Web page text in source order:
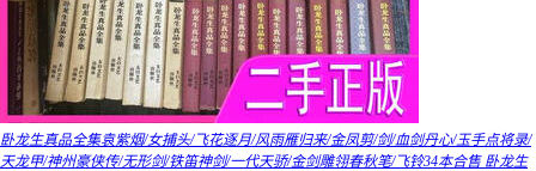
卧龙生真品全集袁紫烟/女捕头/飞花逐月/风雨雁归来/金凤剪/剑/血剑丹心/玉手点将录/
天龙甲/神州豪侠传/无形剑/铁笛神剑/一代天骄/金剑雕翎春秋笔/飞铃34本合售 卧龙生